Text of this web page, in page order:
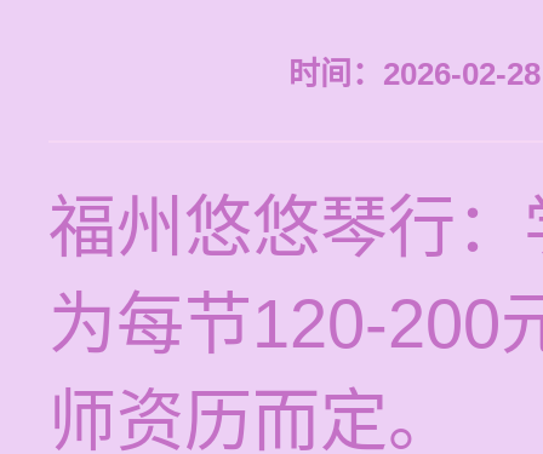
时间：2026-02-
福州悠悠琴行
为每节120-200
师资历而定。